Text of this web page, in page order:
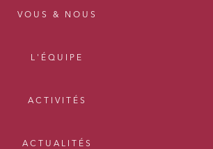
VOUS & NOUS
L'ÉQUIPE
ACTIVITÉS
ACTUALITÉS